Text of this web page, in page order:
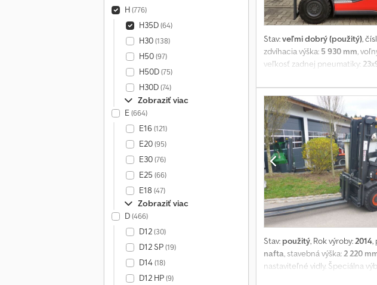
H(776)
H35D(64)
H30(138)
H50(97)
H50D(75)
H30D(74)
Zobraziť viac
E(664)
E16(121)
E20(95)
E30(76)
E25 (66)
E18 (47)
Zobraziť viac
D(466)
D12(30)
D12 SP(19)
D14(18)
D12 HP(9)
Stav:veľmi dobrý (použitý),
zdvíhacia výška: 5 930 mm,
veľkosť zadnej pneumatiky:
Stav: použitý, Rok výroby:2014,
nafta, stavebná výška:2 220
nastaviteľné vidly. Špeciálna